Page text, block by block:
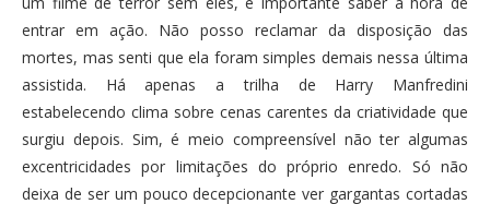
entrar em ação. Não posso reclamar da disposição das
mortes, mas senti que ela foram simples demais nessa última
assistida. Há apenas a trilha de Harry Manfredini
estabelecendo clima sobre cenas carentes da criatividade que
surgiu depois. Sim, é meio compreensível não ter algumas
excentricidades por limitações do próprio enredo. Só não
deixa de ser um pouco decepcionante ver gargantas cortadas